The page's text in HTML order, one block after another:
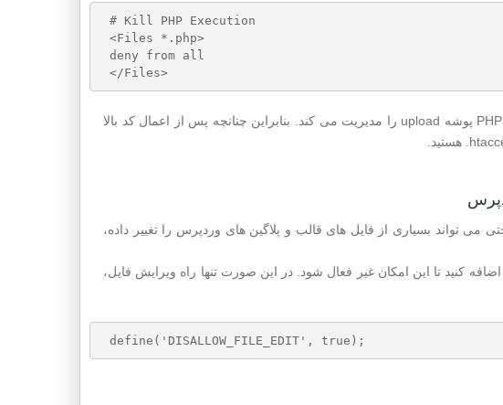
# Kill PHP Execution
<Files *.php>
deny from all
ممکن است قالب مورد استفاده شما، با استفاده از اجرای کد PHP پوشه upload را مدیریت می کند. بنابراین چنانچه پس از اعمال کد بالا
تواند بسیاری از فایل های قالب و پلاگین های وردپرس را تغییر داده،
بنابراین توصیه می کنیم کد زیر را به آخر فایل wp-config.php اضافه کنید تا این امکان غیر فعال شود. در این صورت تنها راه ویرایش فایل،